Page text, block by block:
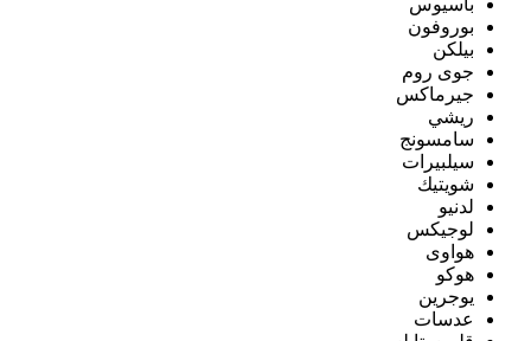
باسيوس
بوروفون
بيلكن
جوى روم
جيرماكس
ريشي
سامسونج
سيلبيرات
شويتيك
لدنيو
لوجيكس
هواوى
هوكو
يوجرين
عدسات